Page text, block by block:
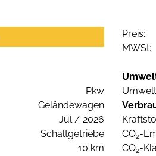
Preis:
MWSt:
Pkw
Geländewagen
Jul / 2026
Schaltgetriebe
10 km
CO2-
CO2-